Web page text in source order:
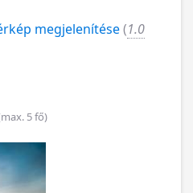
megjelenítése(1.0
5 fő)